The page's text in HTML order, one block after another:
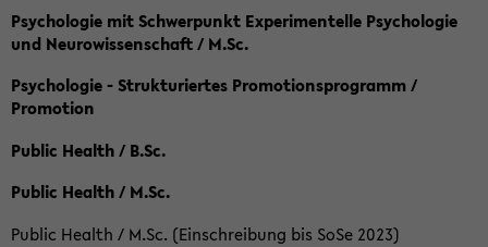
Psychologie mit Schwerpunkt Experimentelle Psychologie
und Neurowissenschaft / M.Sc.
Psychologie - Strukturiertes Promotionsprogramm /
Promotion
Public Health / B.Sc.
Public Health / M.Sc.
Public Health / M.Sc. (Einschreibung bis SoSe 2023)